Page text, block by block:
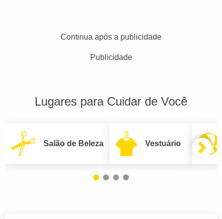
Continua após a publicidade
Publicidade
Lugares para Cuidar de Você
Salão de Beleza Vestuário